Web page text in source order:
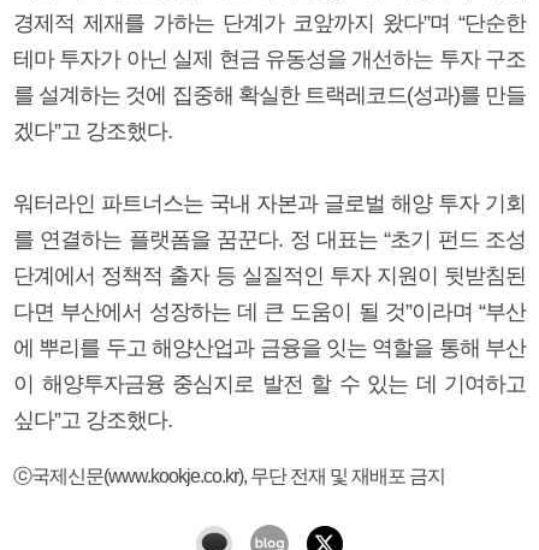
경제적 제재를 가하는 단계가 코앞까지 왔다”며 “단순한
테마 투자가 아닌 실제 현금 유동성을 개선하는 투자 구조
를 설계하는 것에 집중해 확실한 트랙레코드(성과)를 만들
겠다”고 강조했다.
워터라인 파트너스는 국내 자본과 글로벌 해양 투자 기회
를 연결하는 플랫폼을 꿈꾼다. 정 대표는 “초기 펀드 조성
단계에서 정책적 출자 등 실질적인 투자 지원이 뒷받침된
다면 부산에서 성장하는 데 큰 도움이 될 것”이라며 “부산
에 뿌리를 두고 해양산업과 금융을 잇는 역할을 통해 부산
이 해양투자금융 중심지로 발전 할 수 있는 데 기여하고
싶다”고 강조했다.
ⓒ국제신문(www.kookje.co.kr), 무단 전재 및 재배포 금지